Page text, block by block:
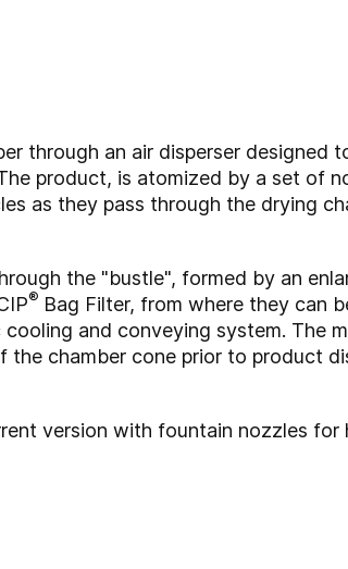
through an air disperser designed
product, is atomized by a set of
as they pass through the drying
the "bustle", formed by an
® Bag Filter, from where they can
and conveying system. The
chamber cone prior to product
version with fountain nozzles